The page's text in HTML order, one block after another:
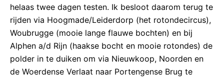
helaas twee dagen testen. Ik besloot daarom terug te
rijden via Hoogmade/Leiderdorp (het rotondecircus),
Woubrugge (mooie lange flauwe bochten) en bij
Alphen a/d Rijn (haakse bocht en mooie rotondes) de
polder in te duiken om via Nieuwkoop, Noorden en
de Woerdense Verlaat naar Portengense Brug te